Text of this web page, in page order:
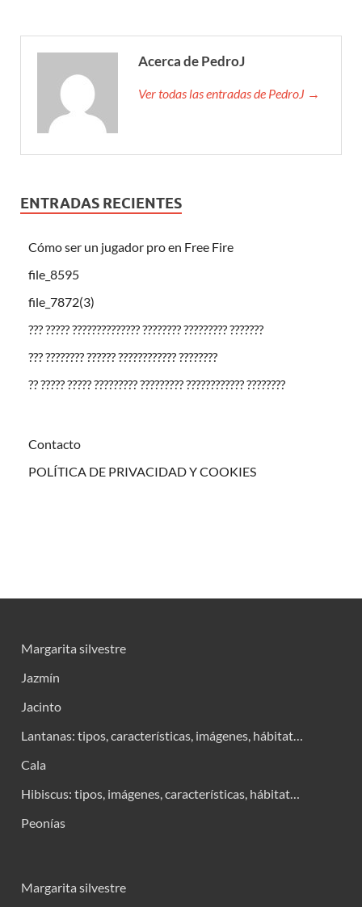
Acerca de PedroJ
Ver todas las entradas de PedroJ →
ENTRADAS RECIENTES
Cómo ser un jugador pro en Free Fire
file_8595
file_7872(3)
??? ????? ?????????????? ???????? ????????? ???????
??? ???????? ?????? ???????????? ????????
?? ????? ????? ????????? ????????? ???????????? ????????
Contacto
POLÍTICA DE PRIVACIDAD Y COOKIES
Margarita silvestre
Jazmín
Jacinto
Lantanas: tipos, características, imágenes, hábitat…
Cala
Hibiscus: tipos, imágenes, características, hábitat…
Peonías
Margarita silvestre